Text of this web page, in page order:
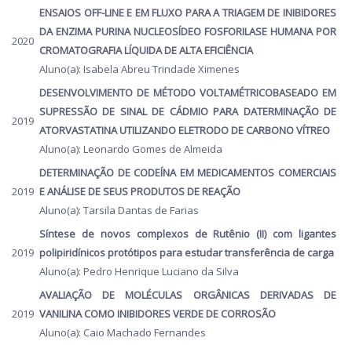
2020
ENSAIOS OFF-LINE E EM FLUXO PARA A TRIAGEM DE INIBIDORES
DA ENZIMA PURINA NUCLEOSÍDEO FOSFORILASE HUMANA POR
CROMATOGRAFIA LÍQUIDA DE ALTA EFICIÊNCIA
Aluno(a): Isabela Abreu Trindade Ximenes
2019
DESENVOLVIMENTO DE MÉTODO VOLTAMÉTRICOBASEADO EM
SUPRESSÃO DE SINAL DE CÁDMIO PARA DATERMINAÇÃO DE
ATORVASTATINA UTILIZANDO ELETRODO DE CARBONO VÍTREO
Aluno(a): Leonardo Gomes de Almeida
2019
DETERMINAÇÃO DE CODEÍNA EM MEDICAMENTOS COMERCIAIS
E ANÁLISE DE SEUS PRODUTOS DE REAÇÃO
Aluno(a): Tarsila Dantas de Farias
2019
Síntese de novos complexos de Rutênio (II) com ligantes
polipiridínicos protótipos para estudar transferência de carga
Aluno(a): Pedro Henrique Luciano da Silva
2019
AVALIAÇÃO DE MOLÉCULAS ORGÂNICAS DERIVADAS DE
VANILINA COMO INIBIDORES VERDE DE CORROSÃO
Aluno(a): Caio Machado Fernandes